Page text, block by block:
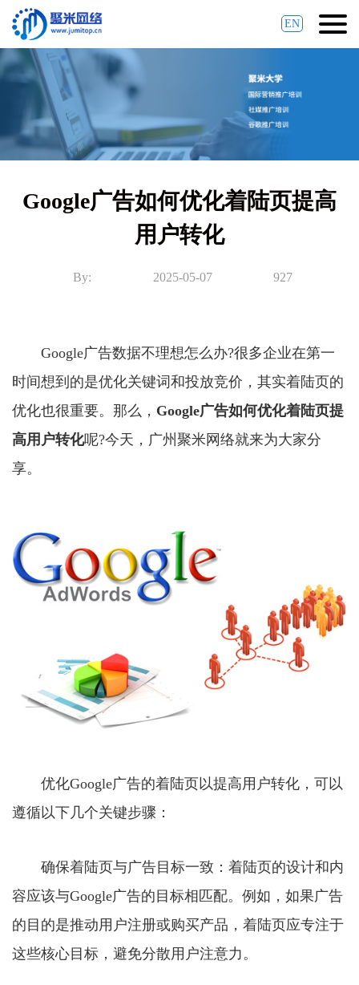
EN
Google广告如何优化着陆页提高
用户转化
By: 2025-05-07 927
Google广告数据不理想怎么办?很多企业在第一
时间想到的是优化关键词和投放竞价，其实着陆页的
优化也很重要。那么， Google广告如何优化着陆页提
高用户转化呢?今天，广州聚米网络就来为大家分
享。
优化Google广告的着陆页以提高用户转化，可以
遵循以下几个关键步骤：
确保着陆页与广告目标一致：着陆页的设计和内
容应该与Google广告的目标相匹配。例如，如果广告
的目的是推动用户注册或购买产品，着陆页应专注于
这些核心目标，避免分散用户注意力。